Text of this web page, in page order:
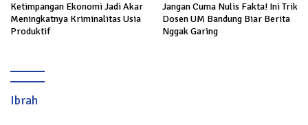
Ketimpangan Ekonomi Jadi Akar
Meningkatnya Kriminalitas Usia
Produktif
Jangan Cuma Nulis Fakta! Ini Trik
Dosen UM Bandung Biar Berita
Nggak Garing
Ibrah